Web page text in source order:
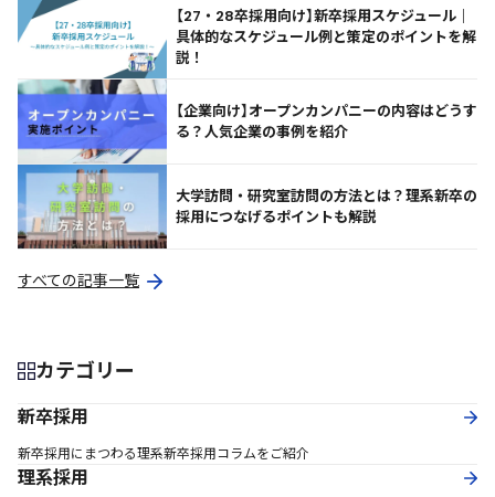
【27・28卒採用向け】新卒採用スケジュール｜
具体的なスケジュール例と策定のポイントを解
説！
【企業向け】オープンカンパニーの内容はどうす
る？人気企業の事例を紹介
大学訪問・研究室訪問の方法とは？理系新卒の
採用につなげるポイントも解説
すべての記事一覧
カテゴリー
新卒採用
新卒採用にまつわる理系新卒採用コラムをご紹介
理系採用